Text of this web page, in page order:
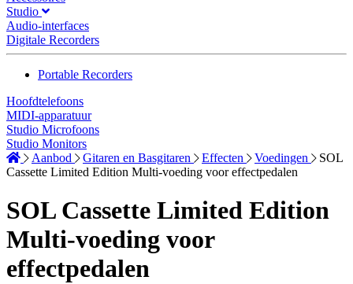
Studio
Audio-interfaces
Digitale Recorders
Portable Recorders
Hoofdtelefoons
MIDI-apparatuur
Studio Microfoons
Studio Monitors
Aanbod
Gitaren en Basgitaren Effecten Voedingen
SOL
Cassette Limited Edition Multi-voeding voor effectpedalen
SOL Cassette Limited Edition
Multi-voeding voor
effectpedalen